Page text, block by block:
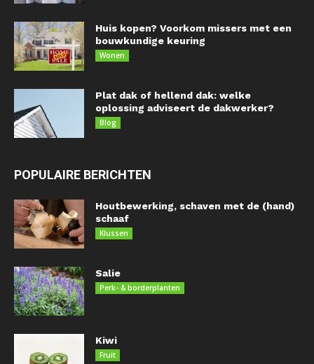
Huis kopen? Voorkom missers met een
bouwkundige keuring
Wonen
Plat dak of hellend dak: welke
oplossing adviseert de dakwerker?
Blog
POPULAIRE BERICHTEN
Houtbewerking, schaven met de (hand)
schaaf
Klussen
Salie
Perk- & borderplanten
Kiwi
Fruit